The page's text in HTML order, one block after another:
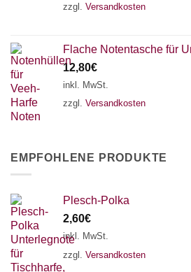
zzgl. Versandkosten
Flache Notentasche für
12,80€
inkl. MwSt.
zzgl. Versandkosten
EMPFOHLENE PRODUKTE
Plesch-Polka
2,60€
inkl. MwSt.
zzgl. Versandkosten